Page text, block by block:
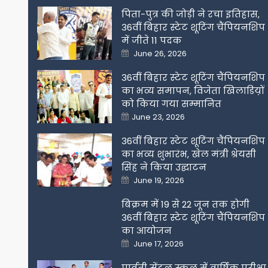
पिता-पुत्र की जोड़ी ने रचा इतिहास,
36वीं बिहार स्टेट शूटिंग चैंपियनशिप
में जीते 11 पदक
Posted
on
June 26, 2026
36वीं बिहार स्टेट शूटिंग चैंपियनशिप
का भव्य समापन, विजेता खिलाडिय़ों
को किया गया सम्मानित
Posted
on
June 23, 2026
36वीं बिहार स्टेट शूटिंग चैंपियनशिप
का भव्य शुभारंभ, खेल मंत्री श्रेयसी
सिंह ने किया उद्घाटन
Posted
on
June 19, 2026
बिक्रम में 19 से 22 जून तक होगी
36वीं बिहार स्टेट शूटिंग चैंपियनशिप
का आयोजन
Posted
on
June 17, 2026